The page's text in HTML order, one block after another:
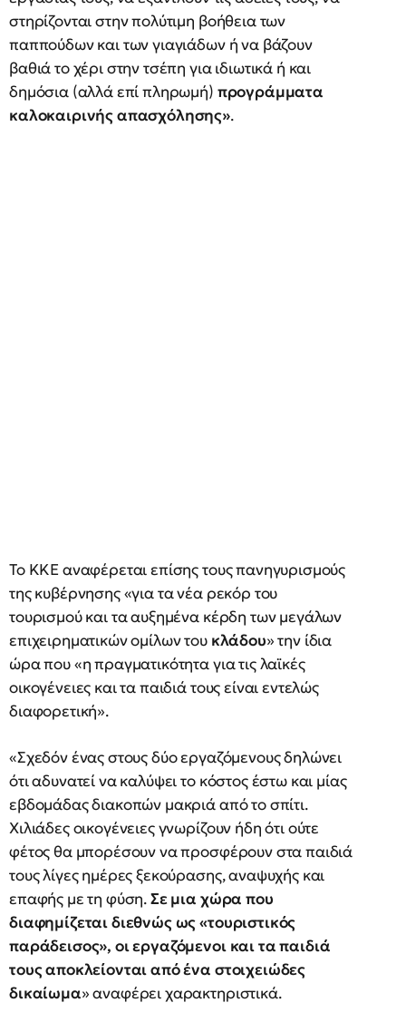
στηρίζονται στην πολύτιμη βοήθεια των
παππούδων και των γιαγιάδων ή να βάζουν
βαθιά το χέρι στην τσέπη για ιδιωτικά ή και
δημόσια (αλλά επί πληρωμή) προγράμματα
καλοκαιρινής απασχόλησης».
Το ΚΚΕ αναφέρεται επίσης τους πανηγυρισμούς
της κυβέρνησης «για τα νέα ρεκόρ του
τουρισμού και τα αυξημένα κέρδη των μεγάλων
επιχειρηματικών ομίλων του κλάδου» την ίδια
ώρα που «η πραγματικότητα για τις λαϊκές
οικογένειες και τα παιδιά τους είναι εντελώς
διαφορετική».
«Σχεδόν ένας στους δύο εργαζόμενους δηλώνει
ότι αδυνατεί να καλύψει το κόστος έστω και μίας
εβδομάδας διακοπών μακριά από το σπίτι.
Χιλιάδες οικογένειες γνωρίζουν ήδη ότι ούτε
φέτος θα μπορέσουν να προσφέρουν στα παιδιά
τους λίγες ημέρες ξεκούρασης, αναψυχής και
επαφής με τη φύση.Σε μια χώρα που
διαφημίζεται διεθνώς ως «τουριστικός
παράδεισος», οι εργαζόμενοι και τα παιδιά
τους αποκλείονται από ένα στοιχειώδες
δικαίωμα» αναφέρει χαρακτηριστικά.